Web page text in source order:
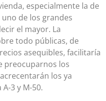
especialmente la de
de los grandes
el mayor. La
todo públicas, de
asequibles, facilitaría
preocuparnos los
los ya
3 y M-50.